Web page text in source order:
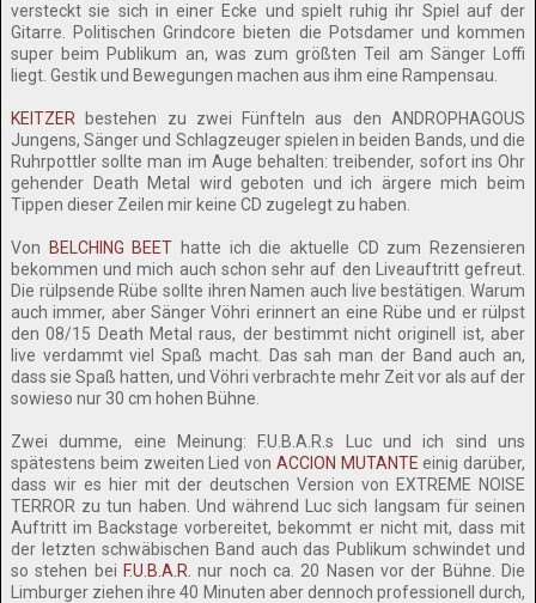
versteckt sie sich in einer Ecke und spielt ruhig ihr Spiel auf der
Gitarre. Politischen Grindcore bieten die Potsdamer und kommen
super beim Publikum an, was zum größten Teil am Sänger Loffi
liegt. Gestik und Bewegungen machen aus ihm eine Rampensau.
KEITZER bestehen zu zwei Fünfteln aus den ANDROPHAGOUS
Jungens, Sänger und Schlagzeuger spielen in beiden Bands, und die
Ruhrpottler sollte man im Auge behalten: treibender, sofort ins Ohr
gehender Death Metal wird geboten und ich ärgere mich beim
Tippen dieser Zeilen mir keine CD zugelegt zu haben.
Von BELCHING BEET hatte ich die aktuelle CD zum Rezensieren
bekommen und mich auch schon sehr auf den Liveauftritt gefreut.
Die rülpsende Rübe sollte ihren Namen auch live bestätigen. Warum
auch immer, aber Sänger Vöhri erinnert an eine Rübe und er rülpst
den 08/15 Death Metal raus, der bestimmt nicht originell ist, aber
live verdammt viel Spaß macht. Das sah man der Band auch an,
dass sie Spaß hatten, und Vöhri verbrachte mehr Zeit vor als auf der
sowieso nur 30 cm hohen Bühne.
Zwei dumme, eine Meinung: F.U.B.A.R.s Luc und ich sind uns
spätestens beim zweiten Lied von ACCION MUTANTE einig darüber,
dass wir es hier mit der deutschen Version von EXTREME NOISE
TERROR zu tun haben. Und während Luc sich langsam für seinen
Auftritt im Backstage vorbereitet, bekommt er nicht mit, dass mit
der letzten schwäbischen Band auch das Publikum schwindet und
so stehen bei F.U.B.A.R. nur noch ca. 20 Nasen vor der Bühne. Die
Limburger ziehen ihre 40 Minuten aber dennoch professionell durch,